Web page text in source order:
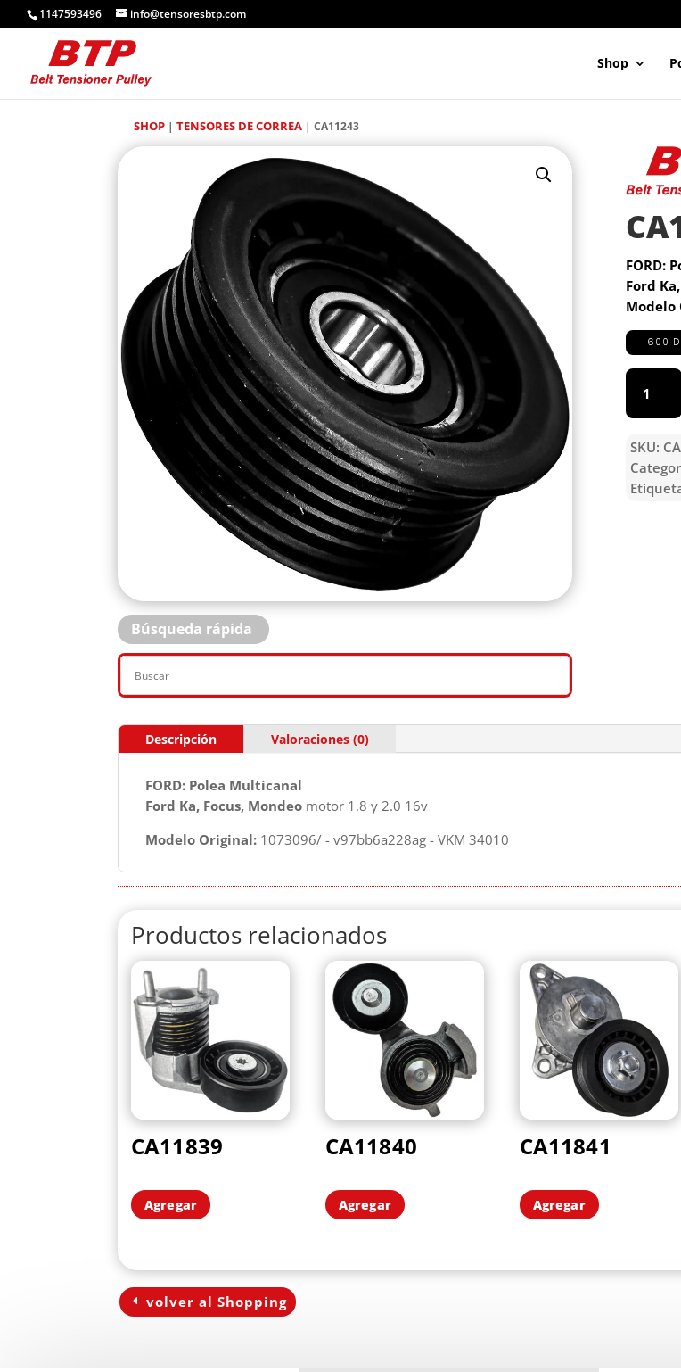
1147593496 info@tensoresbtp.com
Shop
SHOP | TENSORES DE CORREA | CA11243
Búsqueda rápida
FORD:
Ford
Modelo
600
CA11243
cantidad
SKU:
Descripción Valoraciones (0)
FORD: Polea Multicanal
Ford Ka, Focus, Mondeo motor 1.8 y 2.0 16v
Modelo Original: 1073096/ - v97bb6a228ag - VKM 34010
Productos relacionados
CA11839
Agregar
CA11840
Agregar
CA11841
Agregar
volver al Shopping